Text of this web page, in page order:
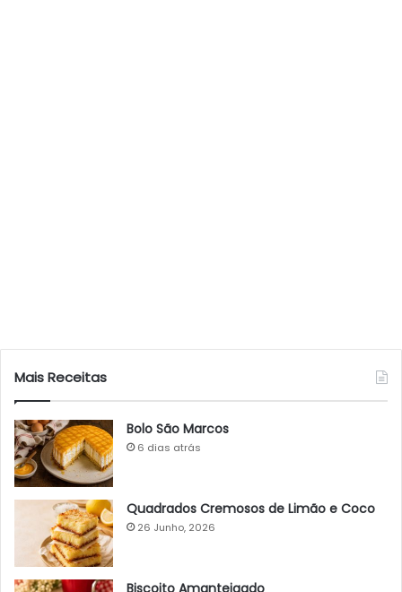
Mais Receitas
Bolo São Marcos
6 dias atrás
Quadrados Cremosos de Limão e Coco
26 Junho, 2026
Biscoito Amanteigado